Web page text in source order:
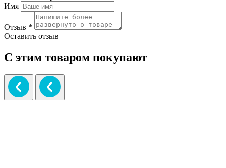
Имя
Отзыв *
Оставить отзыв
С этим товаром покупают